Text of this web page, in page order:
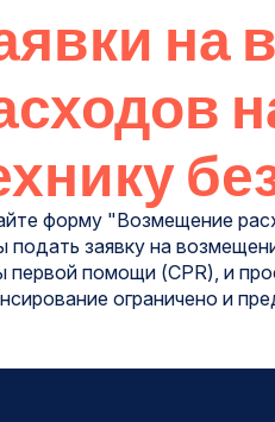
на
форму "Возмещение
подать заявку на
первой помощи (CPR), и
ограничено и